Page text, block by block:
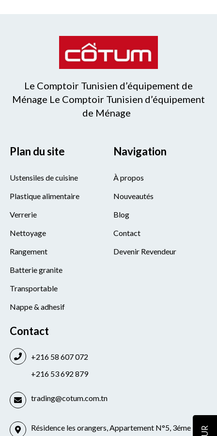
Le Comptoir Tunisien d’équipement de
Ménage Le Comptoir Tunisien d’équipement
de Ménage
Plan du site
Ustensiles de cuisine
Plastique alimentaire
Verrerie
Nettoyage
Rangement
Batterie granite
Transportable
Nappe & adhesif
Navigation
À propos
Nouveautés
Blog
Contact
Devenir Revendeur
Contact
+216 58 607 072
+216 53 692 879
trading@cotum.com.tn
Résidence les orangers, Appartement N°5, 3éme